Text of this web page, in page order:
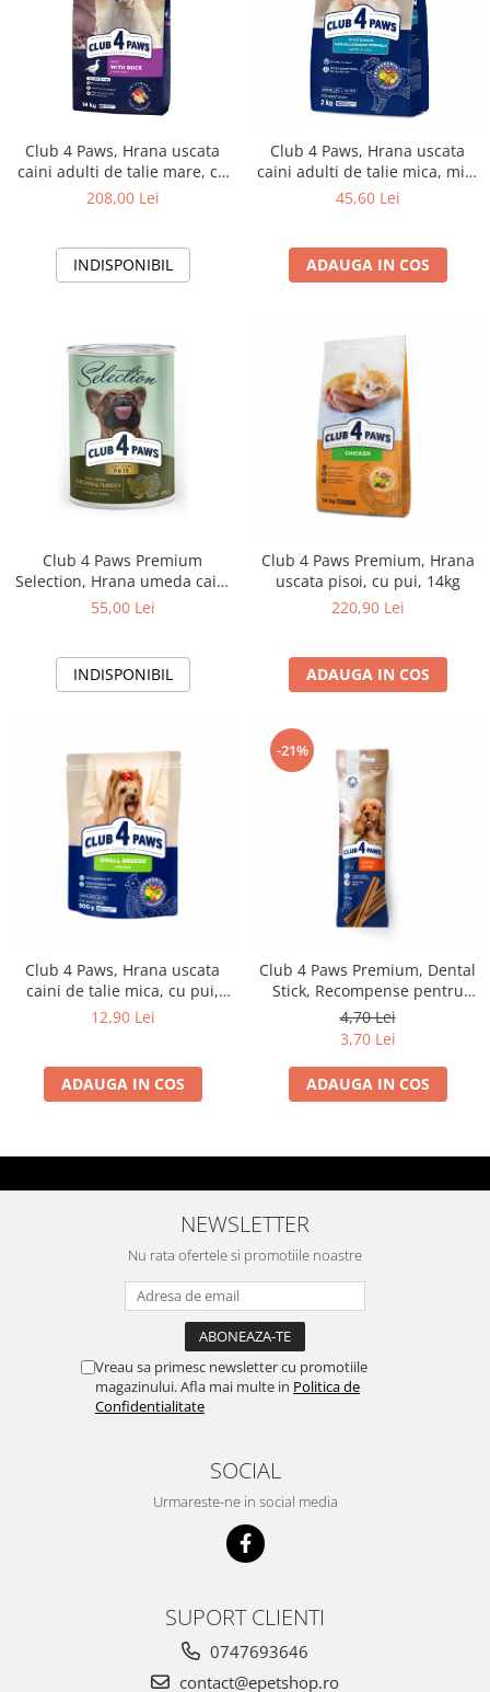
Club 4 Paws, Hrana uscata
caini adulti de talie mare, cu
rata, 14kg
208,00 Lei
INDISPONIBIL
Club 4 Paws, Hrana uscata
caini adulti de talie mica, miel
si orez, 2kg
45,60 Lei
ADAUGA IN COS
Club 4 Paws Premium
Selection, Hrana umeda caini
adulti - Pate cu pui si curcan,
55,00 Lei
INDISPONIBIL
Club 4 Paws Premium, Hrana
uscata pisoi, cu pui, 14kg
220,90 Lei
ADAUGA IN COS
Club 4 Paws, Hrana uscata
caini de talie mica, cu pui,
900g
12,90 Lei
ADAUGA IN COS
-21%
Club 4 Paws Premium, Dental
Stick, Recompense pentru
caini, 77g
4,70 Lei
3,70 Lei
ADAUGA IN COS
NEWSLETTER
Nu rata ofertele si promotiile noastre
Vreau sa primesc newsletter cu promotiile
magazinului. Afla mai multe in Politica de
Confidentialitate
SOCIAL
Urmareste-ne in social media
SUPORT CLIENTI
0747693646
contact@epetshop.ro